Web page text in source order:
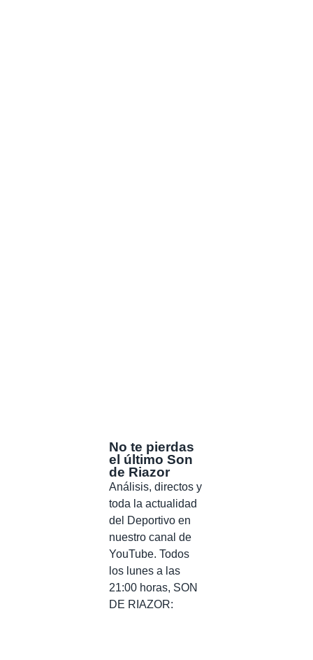
No te pierdas
el último Son
de Riazor
Análisis, directos y
toda la actualidad
del Deportivo en
nuestro canal de
YouTube. Todos
los lunes a las
21:00 horas, SON
DE RIAZOR: